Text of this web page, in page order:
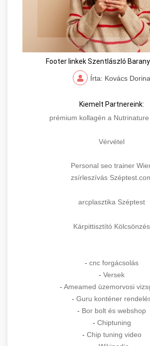
Footer linkek Szentlászló
Írta: Kovács Dorina
Kiemelt Partnereink:
prémium kollagén a
Vérvétel
Personal seo trainer
zsírleszívás
arcplasztika Széptest
Kárpittisztító Kölcsönzés
- cnc forgácsolás
- Versek
- Ameamed üzemorvosi
- Guru konténer
- Bor bolt és webshop
- Chiptuning
- Chip tuning video